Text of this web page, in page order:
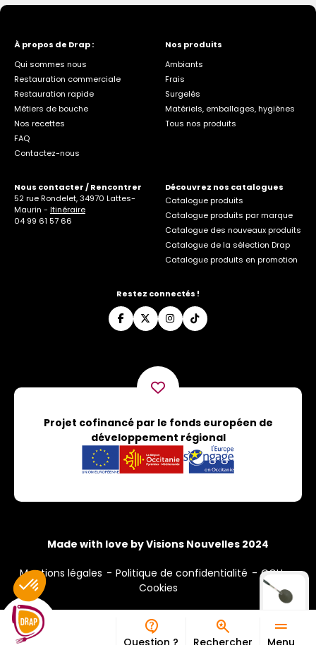
Question ? Rechercher Menu
À propos de Drap :
Qui sommes nous
Restauration commerciale
Restauration rapide
Métiers de bouche
Nos recettes
FAQ
Contactez-nous
Nos produits
Ambiants
Frais
Surgelés
Matériels, emballages, hygiènes
Tous nos produits
Nous contacter / Rencontrer
52 rue Rondelet, 34970 Lattes-
Maurin - Itinéraire
04 99 61 57 66
Découvrez nos catalogues
Catalogue produits
Catalogue produits par marque
Catalogue des nouveaux produits
Catalogue de la sélection Drap
Catalogue produits en promotion
Restez connectés !
Projet cofinancé par le fonds européen de
développement régional
Made with love by Visions Nouvelles 2024
Mentions légales Politique de confidentialité
CGU
Cookies